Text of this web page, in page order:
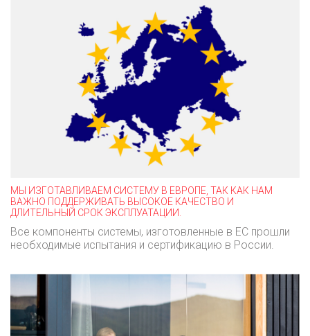
МЫ ИЗГОТАВЛИВАЕМ СИСТЕМУ В ЕВРОПЕ, ТАК КАК НАМ
ВАЖНО ПОДДЕРЖИВАТЬ ВЫСОКОЕ КАЧЕСТВО И
ДЛИТЕЛЬНЫЙ СРОК ЭКСПЛУАТАЦИИ.
Все компоненты системы, изготовленные в ЕС прошли
необходимые испытания и сертификацию в России.